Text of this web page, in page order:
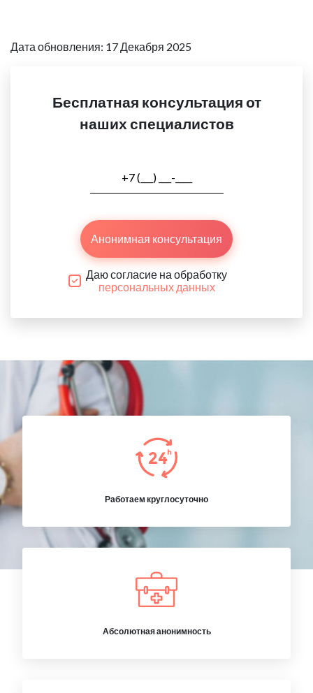
Дата обновления: 17 Декабря 2025
Бесплатная консультация от
наших специалистов
Анонимная консультация
Даю согласие на обработку
персональных данных
Работаем круглосуточно
Абсолютная анонимность